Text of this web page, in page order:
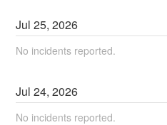
Jul25,2026
No incidents reported.
Jul24,2026
No incidents reported.